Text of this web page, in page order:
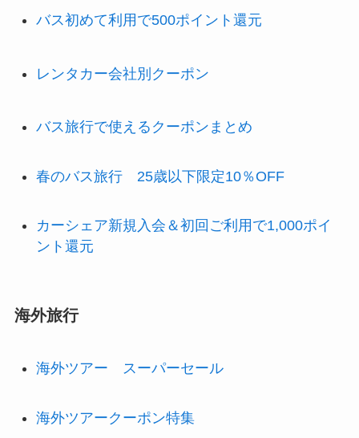
バス初めて利用で500ポイント還元
レンタカー会社別クーポン
バス旅行で使えるクーポンまとめ
春のバス旅行 25歳以下限定10％OFF
カーシェア新規入会＆初回ご利用で1,000ポイ
ント還元
海外旅行
海外ツアー スーパーセール
海外ツアークーポン特集